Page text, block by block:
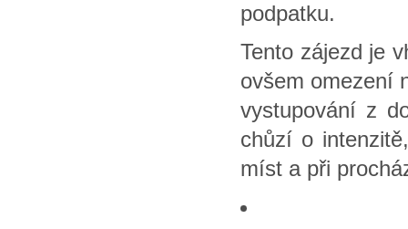
podpatku.
Tento zájezd je
ovšem omezení
vystupování z
chůzí o
míst a při